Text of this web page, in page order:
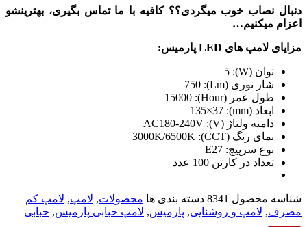
دنبال نصاب خوب میگردی؟؟ کافیه با ما تماس بگیری، بهترینشو
اعزام میکنیم…
مزایای لامپ های LED پارمیس:
توان (W):
5
شار نوری (Lm):
750
طول عمر (Hour):
15000
ابعاد (mm):
135×37
دامنه ولتاژ (V):
AC180-240V
نمای رنگ (CCT):
3000K/6500K
نوع سرپیچ: E27
تعداد در کارتن 100 عدد
شناسه محصول 8341 دسته بندی ها محصولات, لامپ, لامپ کم
مصرف, لامپ و روشنایی, پارمیس, لامپ حبابی پارمیس, حبابی